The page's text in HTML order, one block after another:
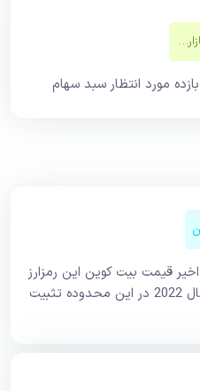
مفاهیم پایه بازار‌های مالی
مورد انتظار سبد سهام
قیمت بیت کوین این رمزارز
می تواند تا سال 2022 در این محدوده تثبیت